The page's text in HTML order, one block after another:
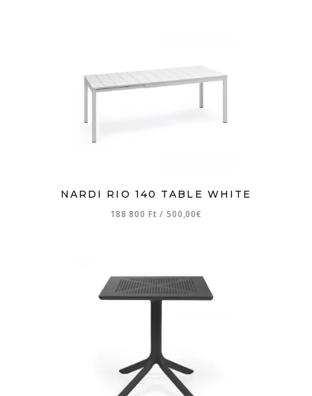
NARDI RIO 140 TABLE WHITE
188 800 Ft/ 500,00€